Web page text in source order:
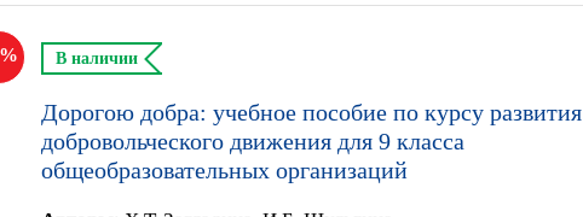
В наличии
Дорогою добра: учебное пособие по курсу развития
добровольческого движения для 9 класса
общеобразовательных организаций